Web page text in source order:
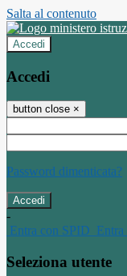
Salta al contenuto
Accedi
Accedi
button close ×
Password dimenticata?
-
Entra con SPID
Seleziona utente